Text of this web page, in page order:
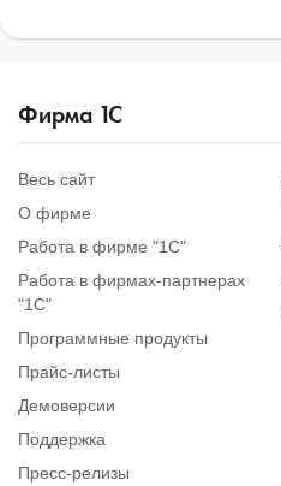
Фирма 1С
Весь сайт
О фирме
Работа в фирме "1С"
Работа в фирмах-партнерах
"1С"
Программные продукты
Прайс-листы
Демоверсии
Поддержка
Пресс-релизы